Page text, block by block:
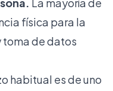
física para la
de datos
habitual es de uno